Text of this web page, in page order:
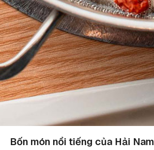
Bốn món nổi tiếng của Hải Nam